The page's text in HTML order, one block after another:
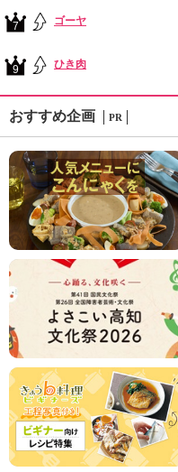
7 ゴーヤ
9 ひき肉
おすすめ企画 PR